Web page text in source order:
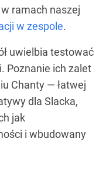
ramach naszej
w zespole.
uwielbia testować
Poznanie ich zalet
Chanty — łatwej
dla Slacka,
jak
i wbudowany